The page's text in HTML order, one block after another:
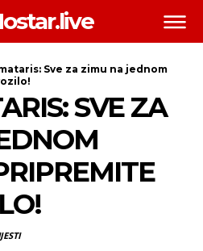
Sve za zimu na jednom
SVE ZA